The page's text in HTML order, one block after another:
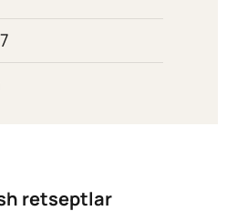
retseptlar